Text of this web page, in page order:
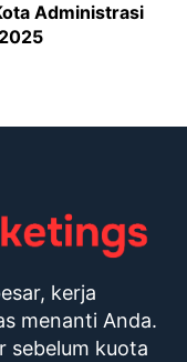
Administrasi
kerja
menanti Anda.
sebelum kuota